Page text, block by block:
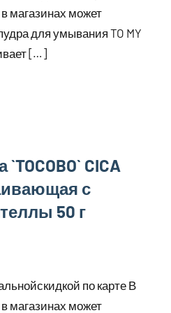
магазинах может
для умывания TO MY
[…]
CICA
с
50 г
по карте В
магазинах может